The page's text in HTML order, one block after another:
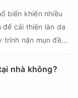
biến khiến nhiều
cải thiện làn da
trình nặn mụn đều
thời điểm, làn da
sau mụn và thậm
gì và một quy trình
nhà không?